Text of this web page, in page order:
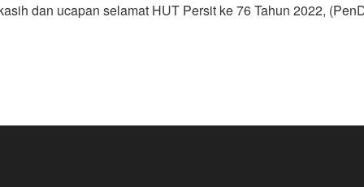
dan ucapan selamat HUT Persit ke 76 Tahun 2022,